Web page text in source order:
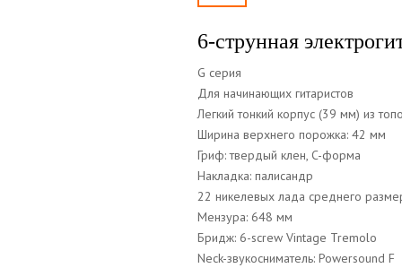
6-струнная
G серия
Для начинающих гитаристов
Легкий тонкий корпус (39 мм) из
Ширина верхнего порожка: 42 мм
Гриф: твердый клен, C-форма
Накладка: палисандр
22 никелевых лада среднего
Мензура: 648 мм
Бридж: 6-screw Vintage Tremolo
Neck-звукосниматель: Powersound F